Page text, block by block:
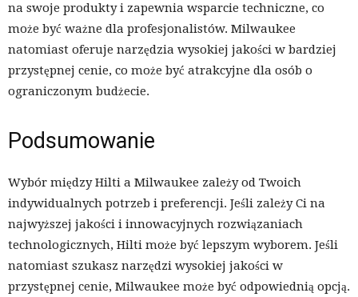
na swoje produkty i zapewnia wsparcie techniczne, co
może być ważne dla profesjonalistów. Milwaukee
natomiast oferuje narzędzia wysokiej jakości w bardziej
przystępnej cenie, co może być atrakcyjne dla osób o
ograniczonym budżecie.
Podsumowanie
Wybór między Hilti a Milwaukee zależy od Twoich
indywidualnych potrzeb i preferencji. Jeśli zależy Ci na
najwyższej jakości i innowacyjnych rozwiązaniach
technologicznych, Hilti może być lepszym wyborem. Jeśli
natomiast szukasz narzędzi wysokiej jakości w
przystępnej cenie, Milwaukee może być odpowiednią opcją.